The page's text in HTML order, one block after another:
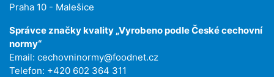
Praha 10 - Malešice
Správce značky kvality „Vyrobeno podle České cechovní
normy“
Email: cechovninormy@foodnet.cz
Telefon: +420 602 364 311